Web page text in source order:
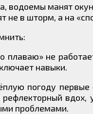
водоемы манят
не в шторм, а на
плаваю» не
навыки.
погоду первые
проблемами.